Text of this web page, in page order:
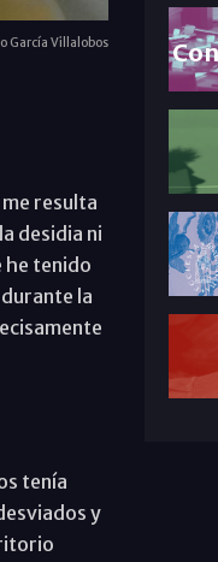
García Villalobos
resulta
desidia ni
he tenido
la
tenía
y